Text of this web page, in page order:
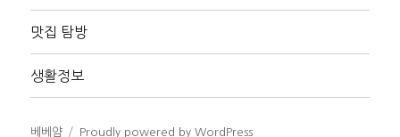
장
맛집 탐방
생활정보
베베얌 Proudly powered by WordPress